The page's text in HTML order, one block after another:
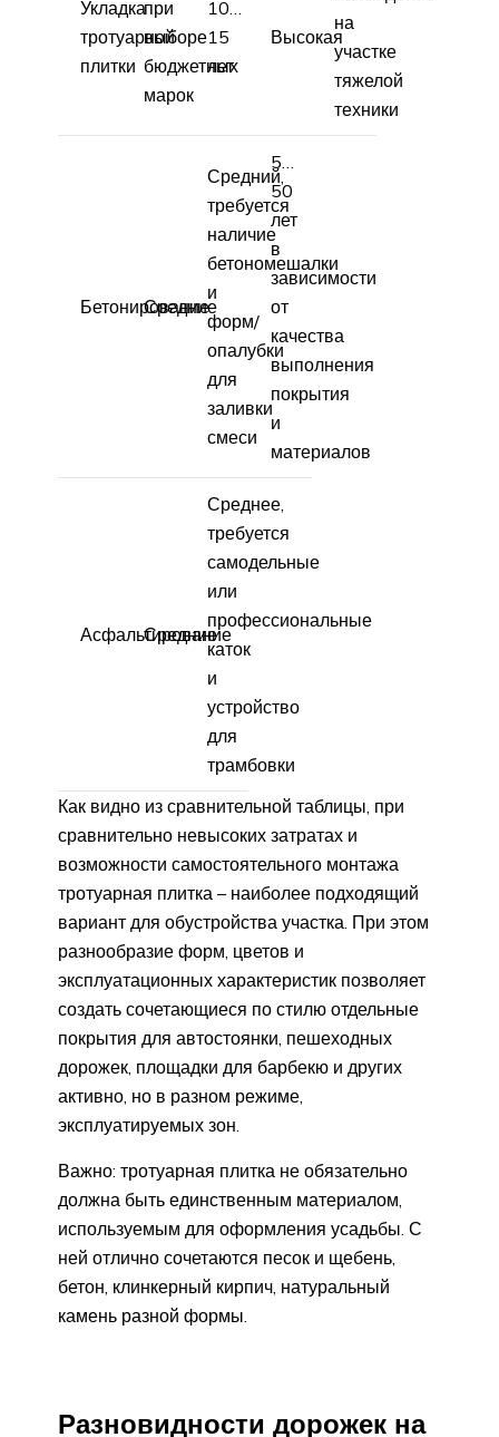
Укладка
тротуарной
плитки
при
выборе
бюджетных
марок
10…
15
лет
Высокая
на
участке
тяжелой
техники
Бетонирование
Средние
Средний,
требуется
наличие
бетономешалки
и
форм/
опалубки
для
заливки
смеси
5…
50
лет
в
зависимости
от
качества
выполнения
покрытия
и
материалов
Асфальтирование
Средние
Среднее,
требуется
самодельные
или
профессиональные
каток
и
устройство
для
трамбовки
Как видно из сравнительной таблицы, при
сравнительно невысоких затратах и
возможности самостоятельного монтажа
тротуарная плитка – наиболее подходящий
вариант для обустройства участка. При этом
разнообразие форм, цветов и
эксплуатационных характеристик позволяет
создать сочетающиеся по стилю отдельные
покрытия для автостоянки, пешеходных
дорожек, площадки для барбекю и других
активно, но в разном режиме,
эксплуатируемых зон.
Важно: тротуарная плитка не обязательно
должна быть единственным материалом,
используемым для оформления усадьбы. С
ней отлично сочетаются песок и щебень,
бетон, клинкерный кирпич, натуральный
камень разной формы.
Разновидности дорожек на